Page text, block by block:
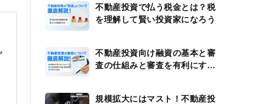
不動産投資で払う税金とは？税
を理解して賢い投資家になろう
不動産投資向け融資の基本と審
査の仕組みと審査を有利にする
規模拡大にはマスト！不動産投